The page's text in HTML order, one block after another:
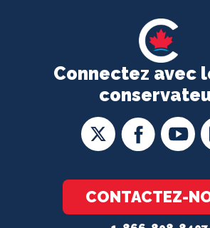
Connectez avec
CONTACTEZ-